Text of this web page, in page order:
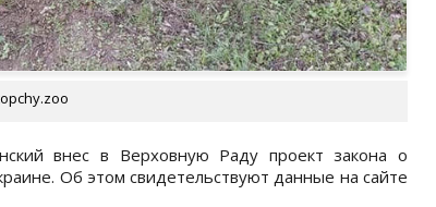
внес в Верховную Раду проект закона о
Об этом свидетельствуют данные на сайте